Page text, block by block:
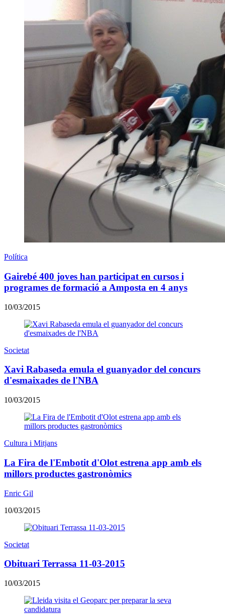
Política
Gairebé 400 joves han participat en cursos i
programes de formació a Amposta en 4 anys
10/03/2015
Societat
Xavi Rabaseda emula el guanyador del concurs
d'esmaixades de l'NBA
10/03/2015
Cultura i Mitjans
La Fira de l'Embotit d'Olot estrena app amb els
millors productes gastronòmics
Enric Gil
10/03/2015
Societat
Obituari Terrassa 11-03-2015
10/03/2015